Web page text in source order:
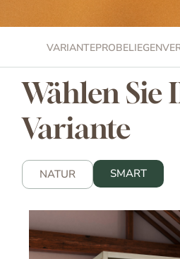
VARIANTEPROBELIEGEN
Wählen Sie
Variante
NATUR SMART